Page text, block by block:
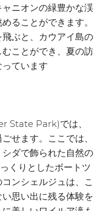
ニオンの緑豊かな渓
ることができます。
ぶと、カウアイ島の
ことができ、夏の訪
ています
State Park)では、
せます。ここでは、
ダで飾られた自然の
くりとしたボートツ
ンシェルジュは、こ
思い出に残る体験を